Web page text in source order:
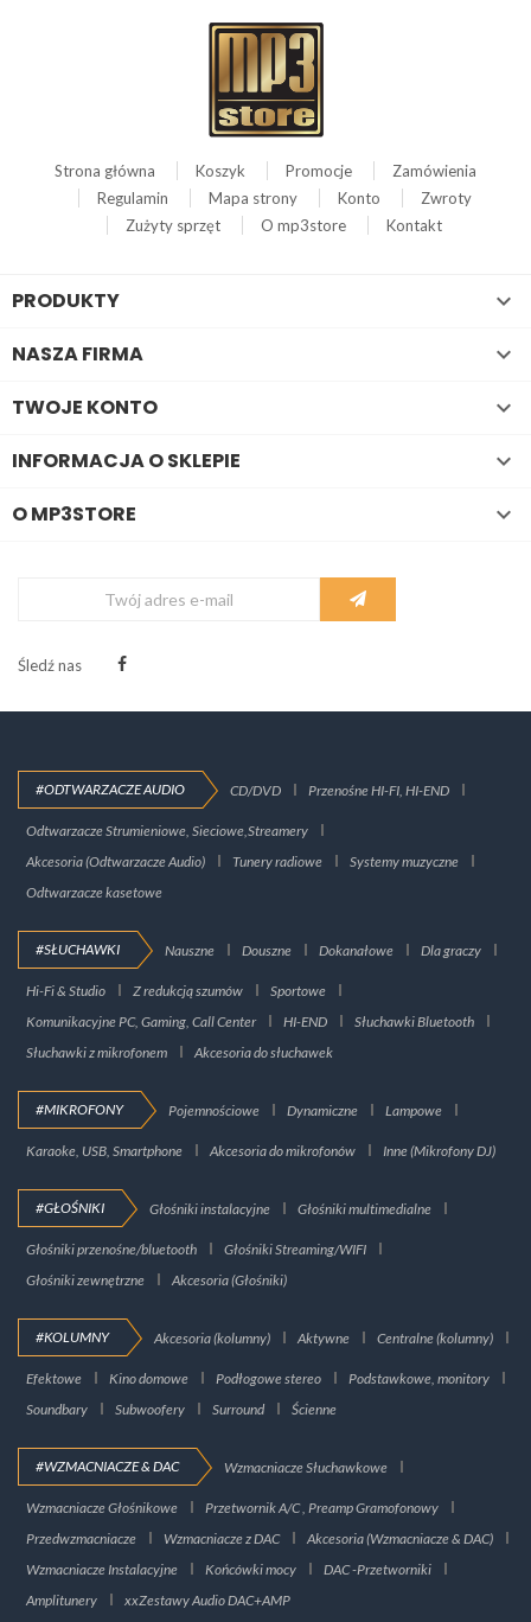
Strona główna Koszyk Promocje
Zamówienia
Regulamin
Mapa strony Konto
Zwroty
Zużyty sprzęt
O mp3store Kontakt
PRODUKTY 
NASZA FIRMA 
TWOJE KONTO 
INFORMACJA O SKLEPIE 
O MP3STORE 
Śledź nas
#ODTWARZACZE AUDIO CD/DVD Przenośne HI-FI, HI-END
Odtwarzacze Strumieniowe, Sieciowe,Streamery
Akcesoria (Odtwarzacze Audio)
Tunery radiowe
Systemy muzyczne
Odtwarzacze kasetowe
#SŁUCHAWKI Nauszne Douszne Dokanałowe Dla graczy
Hi-Fi & Studio Z redukcją szumów
Sportowe
Komunikacyjne PC, Gaming, Call Center
HI-END
Słuchawki Bluetooth
Słuchawki z mikrofonem
Akcesoria do słuchawek
#MIKROFONY Pojemnościowe Dynamiczne Lampowe
Karaoke, USB, Smartphone Akcesoria do mikrofonów Inne (Mikrofony DJ)
#GŁOŚNIKI Głośniki instalacyjne Głośniki multimedialne
Głośniki przenośne/bluetooth
Głośniki Streaming/WIFI
Głośniki zewnętrzne
Akcesoria (Głośniki)
#KOLUMNY Akcesoria (kolumny) Aktywne Centralne (kolumny)
Efektowe Kino domowe Podłogowe stereo
Podstawkowe, monitory
Soundbary
Subwoofery Surround Ścienne
#WZMACNIACZE & DAC Wzmacniacze Słuchawkowe
Wzmacniacze Głośnikowe
Przetwornik A/C , Preamp Gramofonowy
Przedwzmacniacze
Wzmacniacze z DAC
Akcesoria (Wzmacniacze & DAC)
Wzmacniacze Instalacyjne
Końcówki mocy
DAC -Przetworniki
Amplitunery
xxZestawy Audio DAC+AMP